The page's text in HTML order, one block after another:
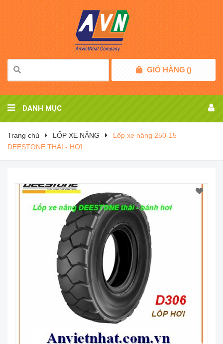
GIỎ HÀNG ()
DANH MỤC
Trang chủ LỐP XE NÂNG
Lốp xe nâng 250-15
DEESTONE THÁI - HƠI